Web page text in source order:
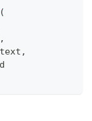
(
,
text ,